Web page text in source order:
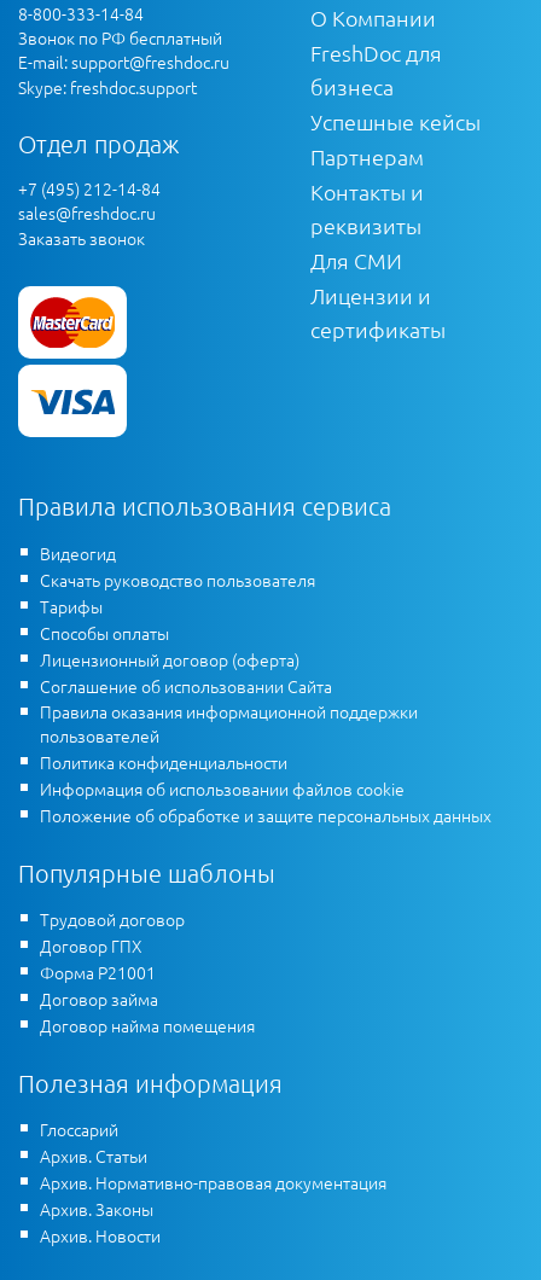
8-800-333-14-84
Звонок по РФ бесплатный
E-mail:support@freshdoc.ru
Skype: freshdoc.support
Отдел продаж
+7 (495) 212-14-84
sales@freshdoc.ru
Заказать звонок
О Компании
FreshDoc для
бизнеса
Успешные кейсы
Партнерам
Контакты и
реквизиты
Для СМИ
Лицензии и
сертификаты
Правила использования сервиса
Видеогид
Скачать руководство пользователя
Тарифы
Способы оплаты
Лицензионный договор (оферта)
Соглашение об использовании Сайта
Правила оказания информационной поддержки
пользователей
Политика конфиденциальности
Информация об использовании файлов cookie
Положение об обработке и защите персональных данных
Популярные шаблоны
Трудовой договор
Договор ГПХ
Форма Р21001
Договор займа
Договор найма помещения
Полезная информация
Глоссарий
Архив. Статьи
Архив. Нормативно-правовая документация
Архив. Законы
Архив. Новости